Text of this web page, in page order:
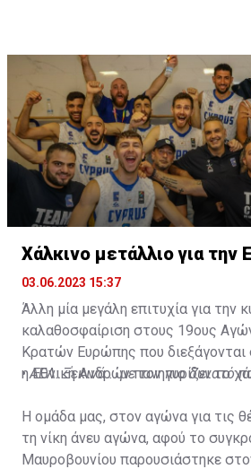
πήρε μεταγραφή στον Άρη
Ακολούθησαν Μπαρτσελόνα,
MVP της φετινής Euroleague!)
Σακραμέντο Κινγκς!
Χάλκινο μετάλλιο για
03.06.2023 15:37
Άλλη μία μεγάλη επιτυχία για την
καλαθοσφαίριση στους 19ους
Κρατών Ευρώπης που
η Εθνική Ανδρών πανηγυρίζει το
•ΑΕΛ: Ξεκινά... με τον πιο δυνατό
Η ομάδα μας, στον αγώνα για τις
τη νίκη άνευ αγώνα, αφού το
Μαυροβουνίου παρουσιάστηκε